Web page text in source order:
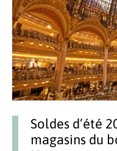
Soldes d’été
magasins du